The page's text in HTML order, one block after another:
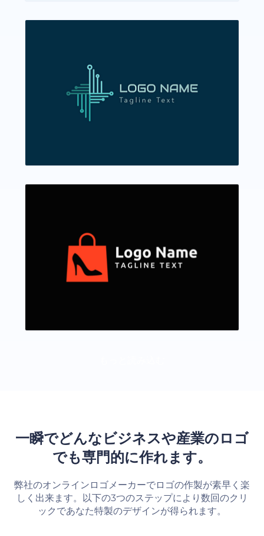
一瞬でどんなビジネスや産業のロゴ
でも専門的に作れます。
弊社のオンラインロゴメーカーでロゴの作製が素早く楽
しく出来ます。以下の3つのステップにより数回のクリ
ックであなた特製のデザインが得られます。